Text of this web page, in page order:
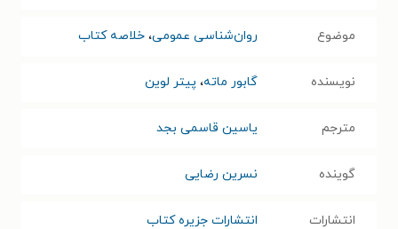
موضوع روان‌شناسی عمومی، خلاصه کتاب
نویسنده گابور ماته، پیتر لوین
مترجم یاسین قاسمی بجد
گوینده نسرین رضایی
انتشارات انتشارات جزیره کتاب